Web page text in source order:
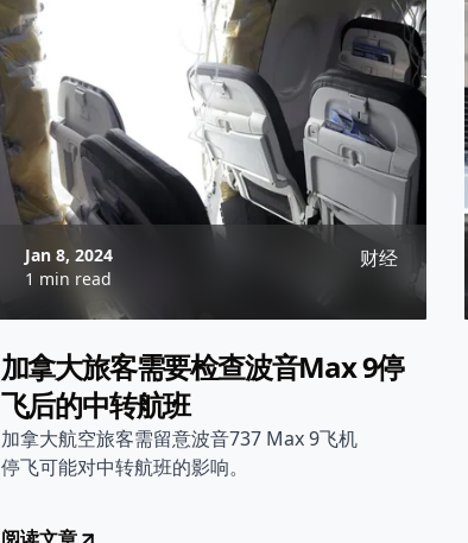
Jan 8, 2024
1 min read
财经
加拿大旅客需要检查波音Max 9停
飞后的中转航班
加拿大航空旅客需留意波音737 Max 9飞机
停飞可能对中转航班的影响。